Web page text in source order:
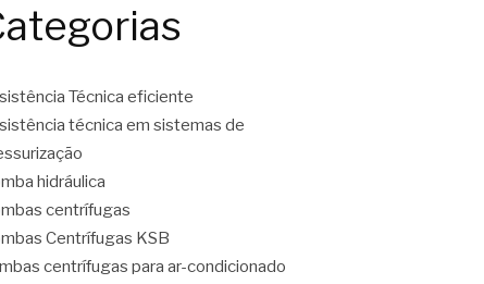
Técnica eficiente
técnica em sistemas de
hidráulica
centrífugas
Centrífugas KSB
centrífugas para ar-condicionado